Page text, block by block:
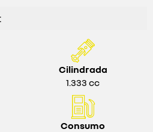
Cilindrada
1.333 cc
Consumo